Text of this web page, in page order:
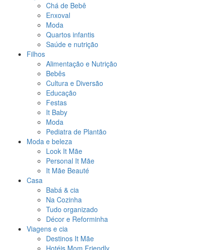
Chá de Bebê
Enxoval
Moda
Quartos infantis
Saúde e nutrição
Filhos
Alimentação e Nutrição
Bebês
Cultura e Diversão
Educação
Festas
It Baby
Moda
Pediatra de Plantão
Moda e beleza
Look It Mãe
Personal It Mãe
It Mãe Beauté
Casa
Babá & cia
Na Cozinha
Tudo organizado
Décor e Reforminha
Viagens e cia
Destinos It Mãe
Hotéis Mom Friendly